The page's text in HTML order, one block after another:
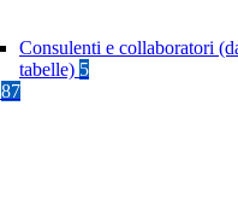
Consulenti e collaboratori
tabelle) 5
87